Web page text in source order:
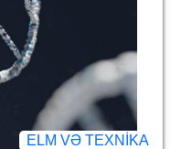
ELM VƏ TEXNIKA